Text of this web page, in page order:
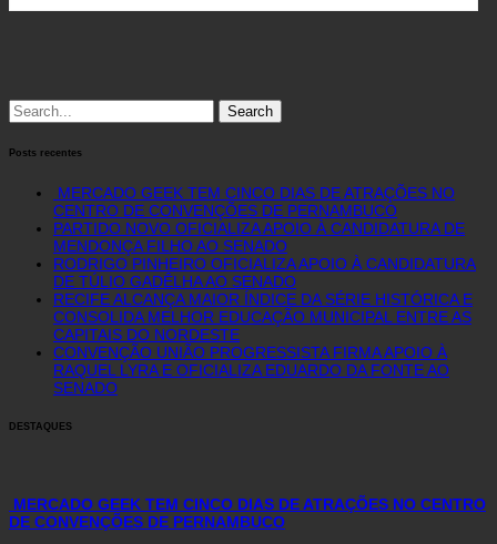
Search
for:
Posts recentes
MERCADO GEEK TEM CINCO DIAS DE ATRAÇÕES NO
CENTRO DE CONVENÇÕES DE PERNAMBUCO
PARTIDO NOVO OFICIALIZA APOIO À CANDIDATURA DE
MENDONÇA FILHO AO SENADO
RODRIGO PINHEIRO OFICIALIZA APOIO À CANDIDATURA
DE TÚLIO GADÊLHA AO SENADO
RECIFE ALCANÇA MAIOR ÍNDICE DA SÉRIE HISTÓRICA E
CONSOLIDA MELHOR EDUCAÇÃO MUNICIPAL ENTRE AS
CAPITAIS DO NORDESTE
CONVENÇÃO UNIÃO PROGRESSISTA FIRMA APOIO À
RAQUEL LYRA E OFICIALIZA EDUARDO DA FONTE AO
SENADO
DESTAQUES
MERCADO GEEK TEM CINCO DIAS DE ATRAÇÕES NO CENTRO
DE CONVENÇÕES DE PERNAMBUCO